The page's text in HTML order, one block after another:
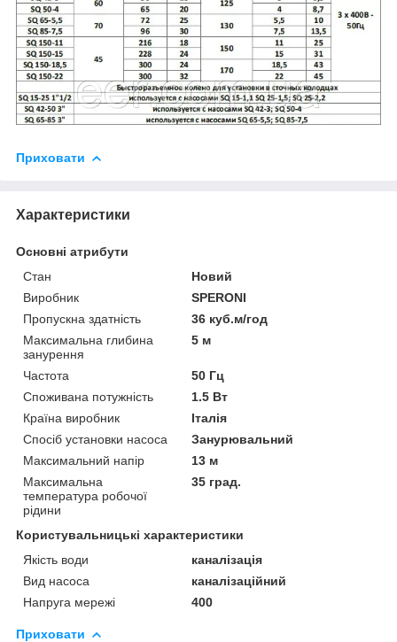
Приховати
Характеристики
Основні атрибути
Стан
Новий
Виробник
SPERONI
Пропускна здатність
36 куб.м/год
Максимальна глибина
занурення
5 м
Частота
50 Гц
Споживана потужність
1.5 Вт
Країна виробник
Італія
Спосіб установки насоса
Занурювальний
Максимальний напір
13 м
Максимальна
температура робочої
рідини
35 град.
Користувальницькі характеристики
Якість води
каналізація
Вид насоса
каналізаційний
Напруга мережі
400
Приховати